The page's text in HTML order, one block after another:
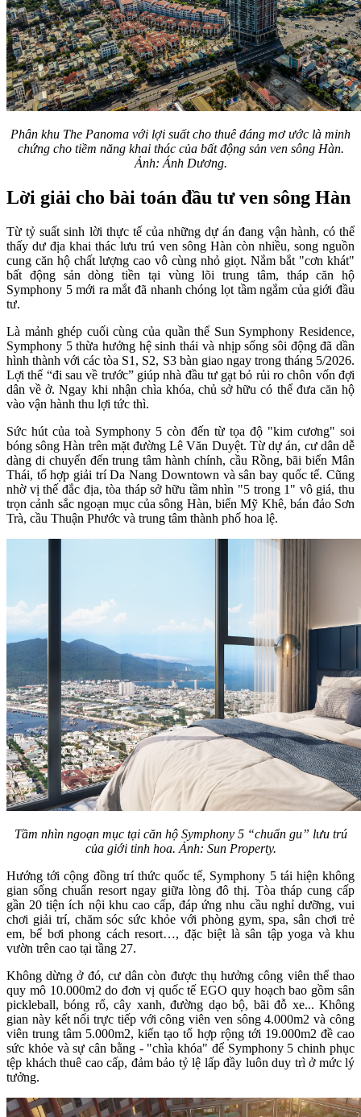
Phân khu The Panoma với lợi suất cho thuê đáng mơ ước là minh
chứng cho tiềm năng khai thác của bất động sản ven sông Hàn.
Ảnh: Ánh Dương.
Lời giải cho bài toán đầu tư ven sông Hàn
Từ tỷ suất sinh lời thực tế của những dự án đang vận hành, có thể
thấy dư địa khai thác lưu trú ven sông Hàn còn nhiều, song nguồn
cung căn hộ chất lượng cao vô cùng nhỏ giọt. Nắm bắt "cơn khát"
bất động sản dòng tiền tại vùng lõi trung tâm, tháp căn hộ
Symphony 5 mới ra mắt đã nhanh chóng lọt tầm ngắm của giới đầu
tư.
Là mảnh ghép cuối cùng của quần thể Sun Symphony Residence,
Symphony 5 thừa hưởng hệ sinh thái và nhịp sống sôi động đã dần
hình thành với các tòa S1, S2, S3 bàn giao ngay trong tháng 5/2026.
Lợi thế “đi sau về trước” giúp nhà đầu tư gạt bỏ rủi ro chôn vốn đợi
dân về ở. Ngay khi nhận chìa khóa, chủ sở hữu có thể đưa căn hộ
vào vận hành thu lợi tức thì.
Sức hút của toà Symphony 5 còn đến từ tọa độ "kim cương" soi
bóng sông Hàn trên mặt đường Lê Văn Duyệt. Từ dự án, cư dân dễ
dàng di chuyển đến trung tâm hành chính, cầu Rồng, bãi biển Mân
Thái, tổ hợp giải trí Da Nang Downtown và sân bay quốc tế. Cũng
nhờ vị thế đắc địa, tòa tháp sở hữu tầm nhìn "5 trong 1" vô giá, thu
trọn cảnh sắc ngoạn mục của sông Hàn, biển Mỹ Khê, bán đảo Sơn
Trà, cầu Thuận Phước và trung tâm thành phố hoa lệ.
Tầm nhìn ngoạn mục tại căn hộ Symphony 5 “chuẩn gu” lưu trú
của giới tinh hoa. Ảnh: Sun Property.
Hướng tới cộng đồng trí thức quốc tế, Symphony 5 tái hiện không
gian sống chuẩn resort ngay giữa lòng đô thị. Tòa tháp cung cấp
gần 20 tiện ích nội khu cao cấp, đáp ứng nhu cầu nghỉ dưỡng, vui
chơi giải trí, chăm sóc sức khỏe với phòng gym, spa, sân chơi trẻ
em, bể bơi phong cách resort…, đặc biệt là sân tập yoga và khu
vườn trên cao tại tầng 27.
Không dừng ở đó, cư dân còn được thụ hưởng công viên thể thao
quy mô 10.000m2 do đơn vị quốc tế EGO quy hoạch bao gồm sân
pickleball, bóng rổ, cây xanh, đường dạo bộ, bãi đỗ xe... Không
gian này kết nối trực tiếp với công viên ven sông 4.000m2 và công
viên trung tâm 5.000m2, kiến tạo tổ hợp rộng tới 19.000m2 đề cao
sức khỏe và sự cân bằng - "chìa khóa" để Symphony 5 chinh phục
tệp khách thuê cao cấp, đảm bảo tỷ lệ lấp đầy luôn duy trì ở mức lý
tưởng.